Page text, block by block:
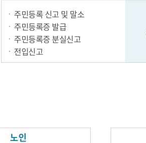
주민등록 신고 및 말소
주민등록증 발급
주민등록증 분실신고
전입신고
노인